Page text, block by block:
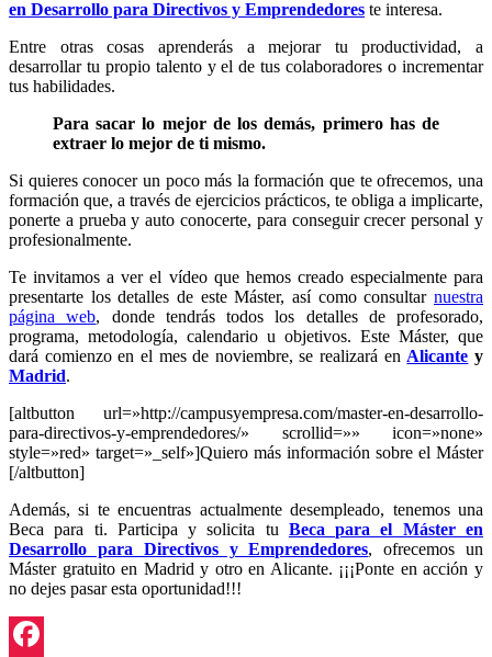
en Desarrollo para Directivos y Emprendedores te interesa.
Entre otras cosas aprenderás a mejorar tu productividad, a
desarrollar tu propio talento y el de tus colaboradores o incrementar
tus habilidades.
Para sacar lo mejor de los demás, primero has de
extraer lo mejor de ti mismo.
Si quieres conocer un poco más la formación que te ofrecemos, una
formación que, a través de ejercicios prácticos, te obliga a implicarte,
ponerte a prueba y auto conocerte, para conseguir crecer personal y
profesionalmente.
Te invitamos a ver el vídeo que hemos creado especialmente para
presentarte los detalles de este Máster, así como consultar nuestra
página web, donde tendrás todos los detalles de profesorado,
programa, metodología, calendario u objetivos. Este Máster, que
dará comienzo en el mes de noviembre, se realizará en Alicante y
Madrid.
[altbutton url=»http://campusyempresa.com/master-en-desarrollo-
para-directivos-y-emprendedores/» scrollid=»» icon=»none»
style=»red» target=»_self»]Quiero más información sobre el Máster
[/altbutton]
Además, si te encuentras actualmente desempleado, tenemos una
Beca para ti. Participa y solicita tu Beca para el Máster en
Desarrollo para Directivos y Emprendedores, ofrecemos un
Máster gratuito en Madrid y otro en Alicante. ¡¡¡Ponte en acción y
no dejes pasar esta oportunidad!!!